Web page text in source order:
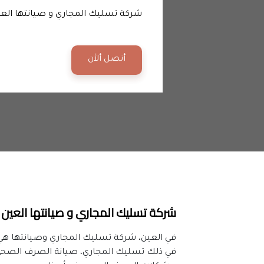
شركة تسليك المجاري و صيانتها
أتصل ألأن
شركة تسليك المجاري و صيانتها العين